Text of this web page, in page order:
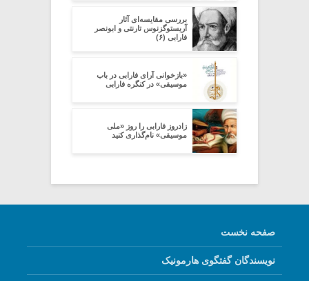
بررسی مقایسه‌ای آثار
آریستوگزنوس تارنتی و ابونصر
فارابی (۶)
«بازخوانی آرای فارابی در باب
موسیقی» در کنگره فارابی
زادروز فارابی را روز «ملی
موسیقی» نام‌گذاری کنید
صفحه نخست
نویسندگان گفتگوی هارمونیک